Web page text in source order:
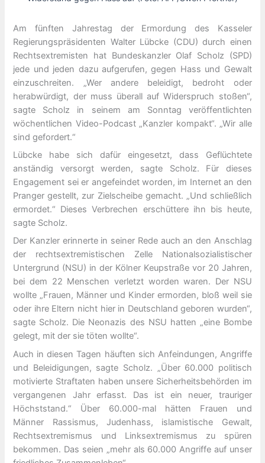
Am fünften Jahrestag der Ermordung des Kasseler
Regierungspräsidenten Walter Lübcke (CDU) durch einen
Rechtsextremisten hat Bundeskanzler Olaf Scholz (SPD)
jede und jeden dazu aufgerufen, gegen Hass und Gewalt
einzuschreiten. „Wer andere beleidigt, bedroht oder
herabwürdigt, der muss überall auf Widerspruch stoßen“,
sagte Scholz in seinem am Sonntag veröffentlichten
wöchentlichen Video-Podcast „Kanzler kompakt“. „Wir alle
sind gefordert.“
Lübcke habe sich dafür eingesetzt, dass Geflüchtete
anständig versorgt werden, sagte Scholz. Für dieses
Engagement sei er angefeindet worden, im Internet an den
Pranger gestellt, zur Zielscheibe gemacht. „Und schließlich
ermordet.“ Dieses Verbrechen erschüttere ihn bis heute,
sagte Scholz.
Der Kanzler erinnerte in seiner Rede auch an den Anschlag
der rechtsextremistischen Zelle Nationalsozialistischer
Untergrund (NSU) in der Kölner Keupstraße vor 20 Jahren,
bei dem 22 Menschen verletzt worden waren. Der NSU
wollte „Frauen, Männer und Kinder ermorden, bloß weil sie
oder ihre Eltern nicht hier in Deutschland geboren wurden“,
sagte Scholz. Die Neonazis des NSU hatten „eine Bombe
gelegt, mit der sie töten wollte“.
Auch in diesen Tagen häuften sich Anfeindungen, Angriffe
und Beleidigungen, sagte Scholz. „Über 60.000 politisch
motivierte Straftaten haben unsere Sicherheitsbehörden im
vergangenen Jahr erfasst. Das ist ein neuer, trauriger
Höchststand.“ Über 60.000-mal hätten Frauen und
Männer Rassismus, Judenhass, islamistische Gewalt,
Rechtsextremismus und Linksextremismus zu spüren
bekommen. Das seien „mehr als 60.000 Angriffe auf unser